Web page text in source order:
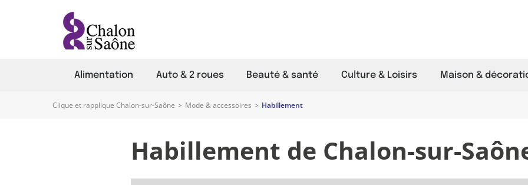
Alimentation Auto & 2 roues Beauté & santé Culture & Loisirs Maison &
Clique et rapplique Chalon-sur-Saône > Mode & accessoires > Habillement
Habillement de Chalon-sur-